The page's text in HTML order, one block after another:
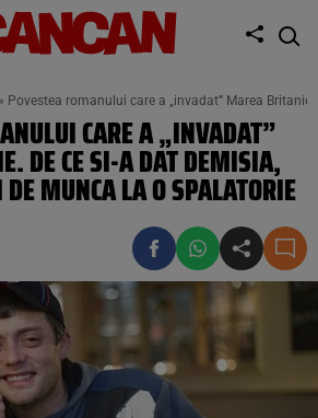
» Povestea romanului care a „invadat” Marea
CARE A „INVADAT”
DE CE SI-A DAT DEMISIA,
MUNCA LA O SPALATORIE